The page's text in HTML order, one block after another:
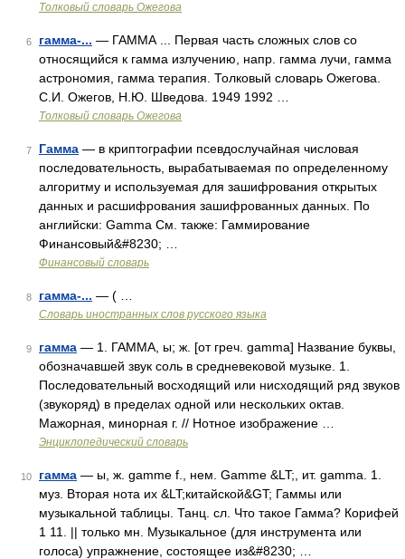
Толковый словарь Ожегова
6 гамма-... — ГАММА ... Первая часть сложных слов со
относящийся к гамма излучению, напр. гамма лучи, гамма
астрономия, гамма терапия. Толковый словарь Ожегова.
С.И. Ожегов, Н.Ю. Шведова. 1949 1992 …
Толковый словарь Ожегова
7 Гамма — в криптографии псевдослучайная числовая
последовательность, вырабатываемая по определенному
алгоритму и используемая для зашифрования открытых
данных и расшифрования зашифрованных данных. По
английски: Gamma См. также: Гаммирование
Финансовый&#8230; …
Финансовый словарь
8 гамма-... — ( …
Словарь иностранных слов русского языка
9 гамма — 1. ГАММА, ы; ж. [от греч. gamma] Название буквы,
обозначавшей звук соль в средневековой музыке. 1.
Последовательный восходящий или нисходящий ряд звуков
(звукоряд) в пределах одной или нескольких октав.
Мажорная, минорная г. // Нотное изображение …
Энциклопедический словарь
10 гамма — ы, ж. gamme f., нем. Gamme &LT;, ит. gamma. 1.
муз. Вторая нота их &LT;китайской&GT; Гаммы или
музыкальной таблицы. Танц. сл. Что такое Гамма? Корифей
1 11. || только мн. Музыкальное (для инструмента или
голоса) упражнение, состоящее из&#8230; …